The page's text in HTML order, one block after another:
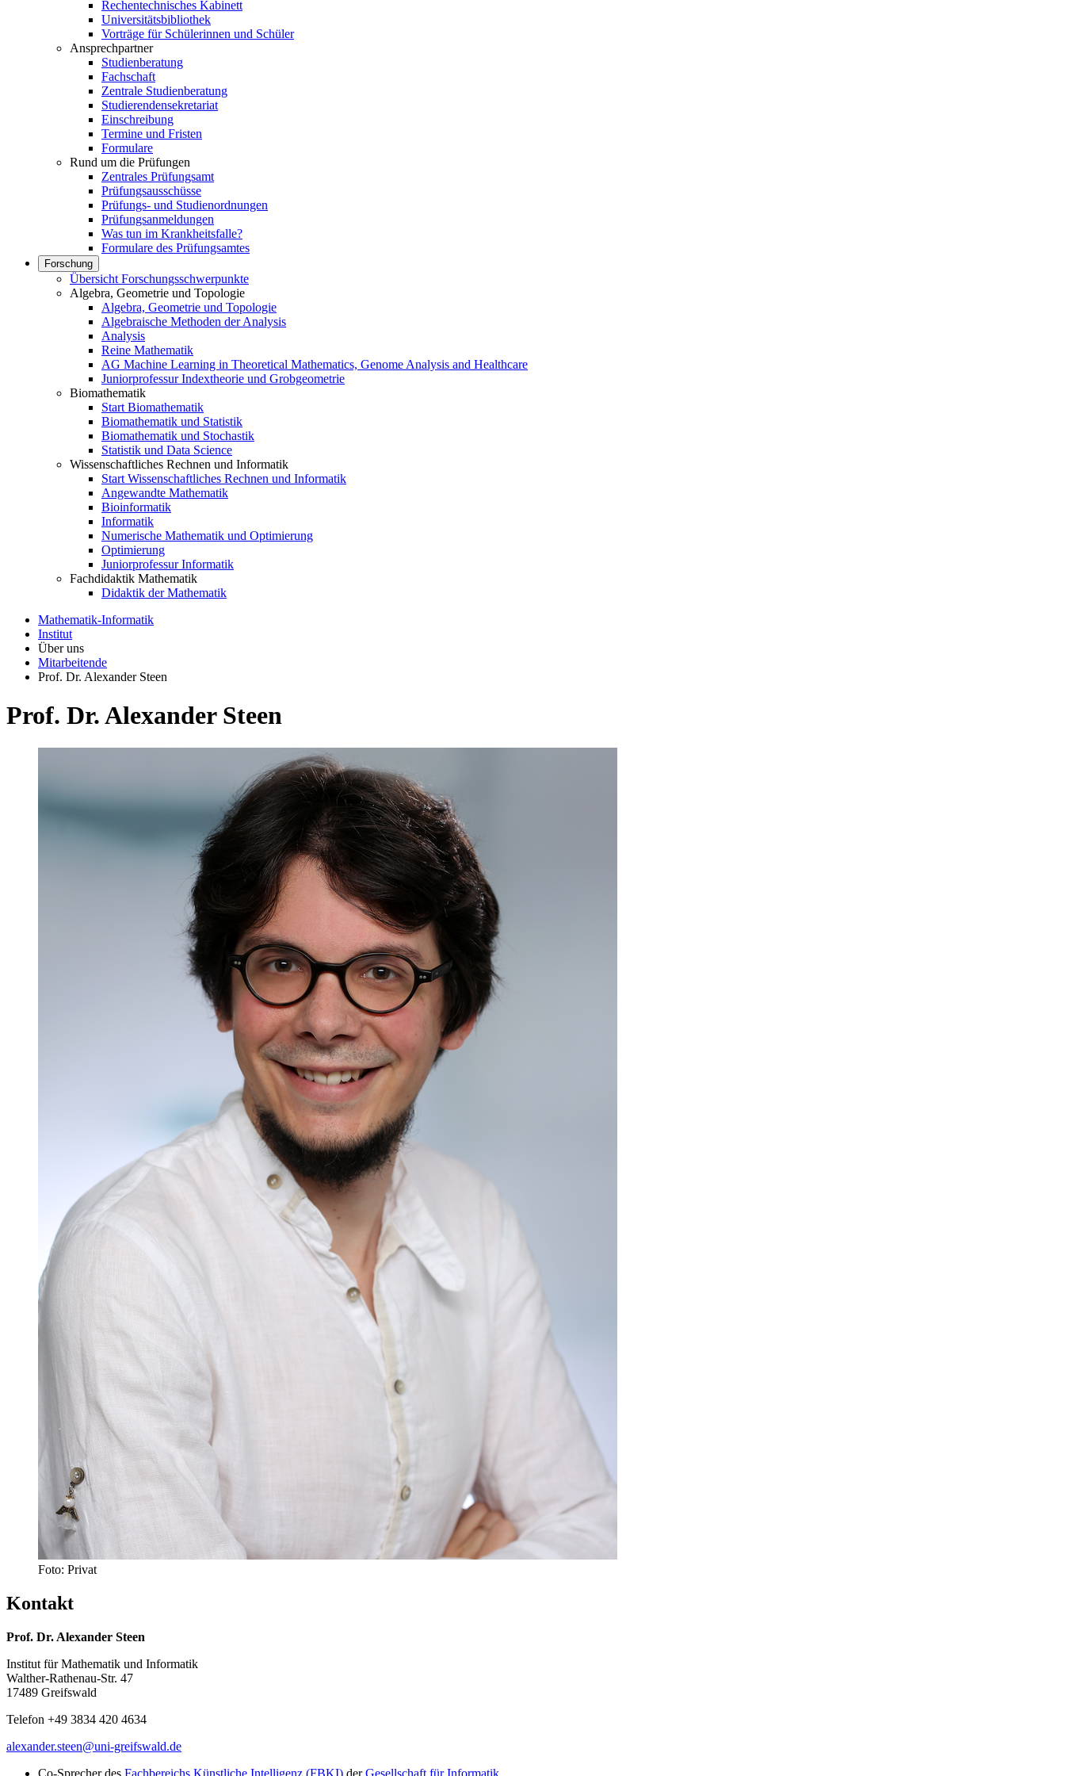
Rechentechnisches Kabinett
Universitätsbibliothek
Vorträge für Schülerinnen und Schüler
Ansprechpartner
Studienberatung
Fachschaft
Zentrale Studienberatung
Studierendensekretariat
Einschreibung
Termine und Fristen
Formulare
Rund um die Prüfungen
Zentrales Prüfungsamt
Prüfungsausschüsse
Prüfungs- und Studienordnungen
Prüfungsanmeldungen
Was tun im Krankheitsfalle?
Formulare des Prüfungsamtes
Forschung
Übersicht Forschungsschwerpunkte
Algebra, Geometrie und Topologie
Algebra, Geometrie und Topologie
Algebraische Methoden der Analysis
Analysis
Reine Mathematik
AG Machine Learning in Theoretical Mathematics, Genome Analysis and Healthcare
Juniorprofessur Indextheorie und Grobgeometrie
Biomathematik
Start Biomathematik
Biomathematik und Statistik
Biomathematik und Stochastik
Statistik und Data Science
Wissenschaftliches Rechnen und Informatik
Start Wissenschaftliches Rechnen und Informatik
Angewandte Mathematik
Bioinformatik
Informatik
Numerische Mathematik und Optimierung
Optimierung
Juniorprofessur Informatik
Fachdidaktik Mathematik
Didaktik der Mathematik
Mathematik-Informatik
Institut
Über uns
Mitarbeitende
Prof. Dr. Alexander Steen
Prof. Dr. Alexander Steen
Foto: Privat
Kontakt
Prof. Dr. Alexander Steen
Institut für Mathematik und Informatik
Walther-Rathenau-Str. 47
17489 Greifswald
Telefon +49 3834 420 4634
alexander.steen@uni-greifswald.de
Co-Sprecher des Fachbereichs Künstliche Intelligenz (FBKI) derGesellschaft für Informatik